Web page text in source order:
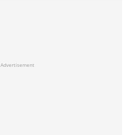
Advertisement